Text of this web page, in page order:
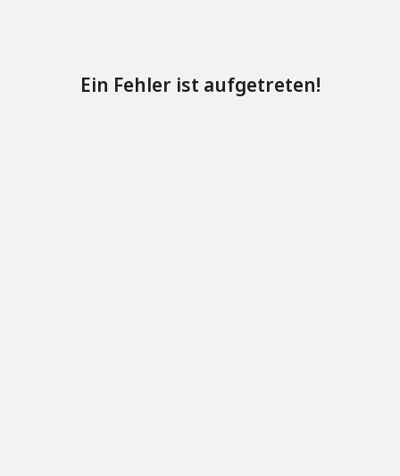
Ein Fehler ist aufgetreten!